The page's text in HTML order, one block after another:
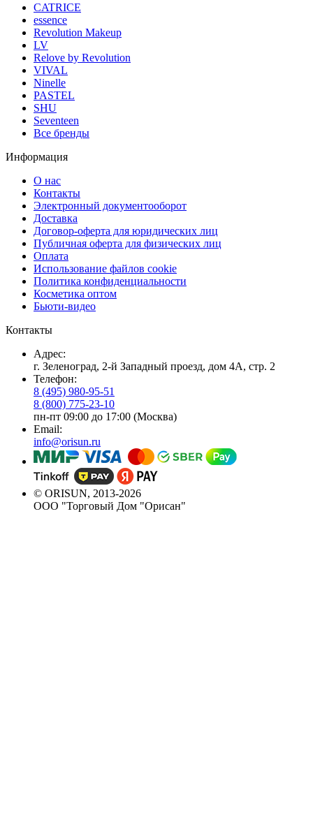
CATRICE
essence
Revolution Makeup
LV
Relove by Revolution
VIVAL
Ninelle
PASTEL
SHU
Seventeen
Все бренды
Информация
О нас
Контакты
Электронный документооборот
Доставка
Договор-оферта для юридических лиц
Публичная оферта для физических лиц
Оплата
Использование файлов cookie
Политика конфиденциальности
Косметика оптом
Бьюти-видео
Контакты
Адрес:
г. Зеленоград, 2-й Западный проезд, дом 4А, стр. 2
Телефон:
8 (495) 980-95-51
8 (800) 775-23-10
пн-пт 09:00 до 17:00 (Москва)
Email:
info@orisun.ru
© ORISUN, 2013-2026
ООО "Торговый Дом "Орисан"